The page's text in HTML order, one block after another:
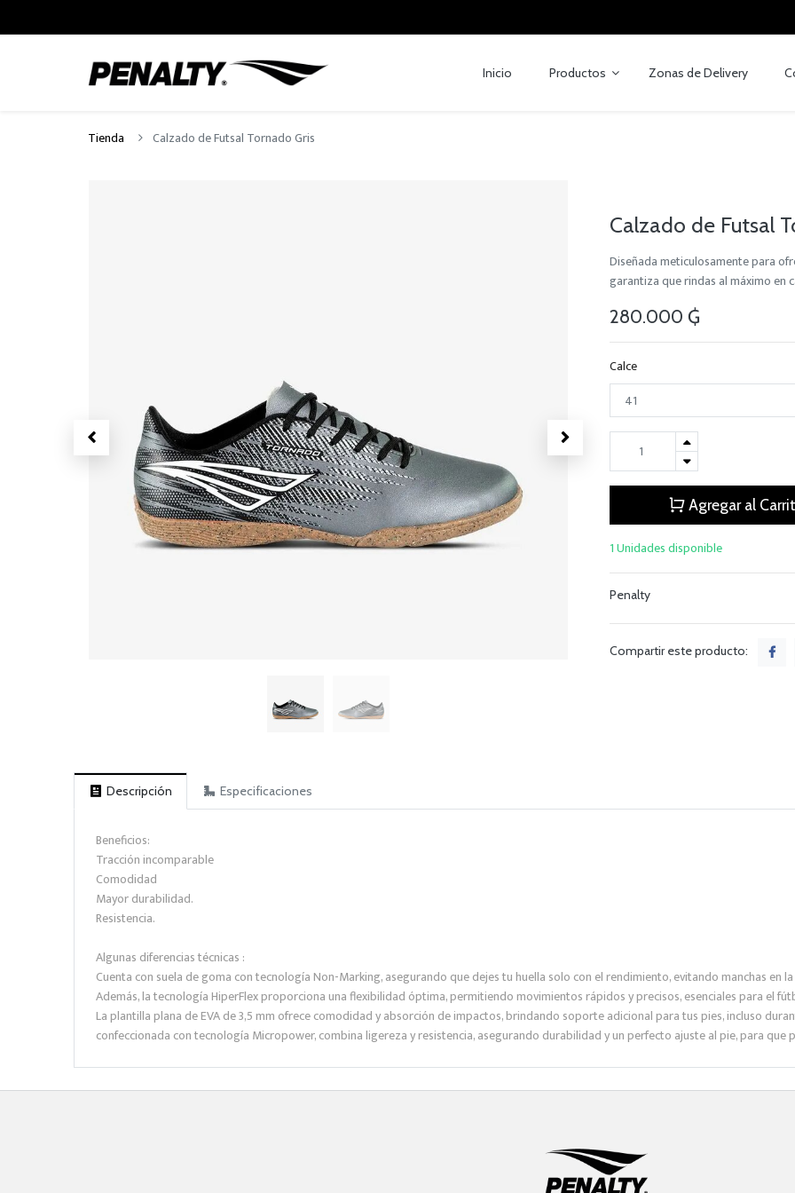
Inicio Productos Zonas de Delivery
Tienda Calzado de Futsal Tornado Gris
Calzado de Futsal
Diseñada meticulosamente para
garantiza que rindas al máximo en
280.000 ₲
Calce
Agregar al
1 Unidades disponible
Penalty
Compartir este producto:
Descripción Especificaciones
Beneficios:
Tracción incomparable
Comodidad
Mayor durabilidad.
Resistencia.
Algunas diferencias técnicas :
Cuenta con suela de goma con tecnología Non-Marking, asegurando que dejes tu huella solo con el rendimiento, evitando manchas en la
Además, la tecnología HiperFlex proporciona una flexibilidad óptima, permitiendo movimientos rápidos y precisos, esenciales para el
La plantilla plana de EVA de 3,5 mm ofrece comodidad y absorción de impactos, brindando soporte adicional para tus pies, incluso
confeccionada con tecnología Micropower, combina ligereza y resistencia, asegurando durabilidad y un perfecto ajuste al pie, para que